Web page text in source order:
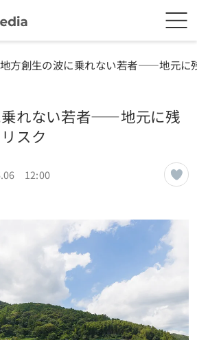
地方創生の波に乗れない若者――地元に
乗れない若者――地元に残
スク
12:00